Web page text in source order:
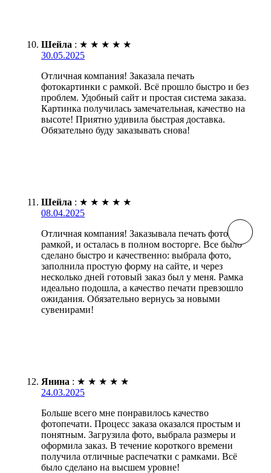
Шейла : ★ ★ ★ ★ ★
30.05.2025
Отличная компания! Заказала печать
фотокартинки с рамкой. Всё прошло быстро и без
проблем. Удобный сайт и простая система заказа.
Картинка получилась замечательная, качество на
высоте! Приятно удивила быстрая доставка.
Обязательно буду заказывать снова!
Шейла : ★ ★ ★ ★ ★
08.04.2025
Отличная компания! Заказывала печать фото с
рамкой, и осталась в полном восторге. Все было
сделано быстро и качественно: выбрала фото,
заполнила простую форму на сайте, и через
несколько дней готовый заказ был у меня. Рамка
идеально подошла, а качество печати превзошло
ожидания. Обязательно вернусь за новыми
сувенирами!
Янина : ★ ★ ★ ★ ★
24.03.2025
Больше всего мне понравилось качество
фотопечати. Процесс заказа оказался простым и
понятным. Загрузила фото, выбрала размеры и
оформила заказ. В течение короткого времени
получила отличные распечатки с рамками. Всё
было сделано на высшем уровне!